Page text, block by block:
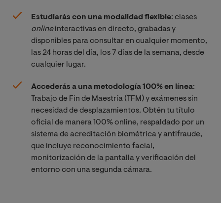
Estudiarás con una modalidad flexible: clases
online interactivas en directo, grabadas y
disponibles para consultar en cualquier momento,
las 24 horas del día, los 7 días de la semana, desde
cualquier lugar.
Accederás a una metodología 100% en línea:
Trabajo de Fin de Maestría (TFM) y exámenes sin
necesidad de desplazamientos. Obtén tu título
oficial de manera 100% online, respaldado por un
sistema de acreditación biométrica y antifraude,
que incluye reconocimiento facial,
monitorización de la pantalla y verificación del
entorno con una segunda cámara.